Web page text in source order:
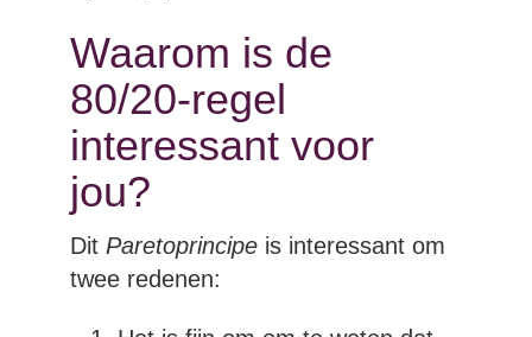
Waarom is de
80/20-regel
interessant voor
jou?
Dit Paretoprincipe is interessant om
twee redenen: